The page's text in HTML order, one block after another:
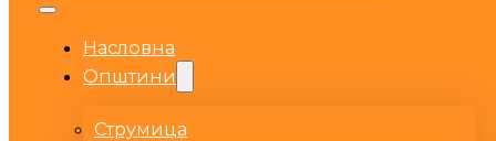
Насловна
Општини
Струмица